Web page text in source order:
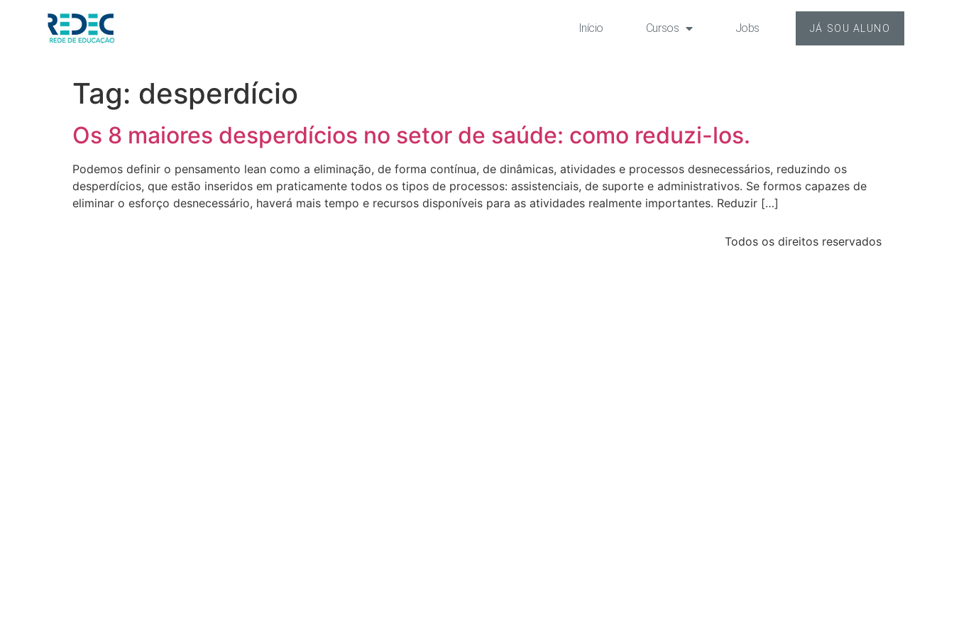
Início Cursos Jobs JÁ SOU ALUNO
Tag: desperdício
Os 8 maiores desperdícios no setor de saúde: como reduzi-los.
Podemos definir o pensamento lean como a eliminação, de forma contínua, de dinâmicas, atividades e processos desnecessários, reduzindo os
desperdícios, que estão inseridos em praticamente todos os tipos de processos: assistenciais, de suporte e administrativos. Se formos capazes de
eliminar o esforço desnecessário, haverá mais tempo e recursos disponíveis para as atividades realmente importantes. Reduzir […]
Todos os direitos reservados